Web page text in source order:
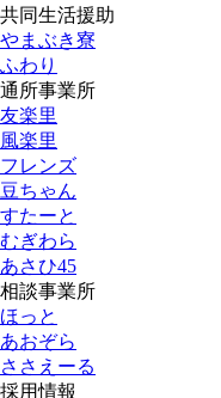
共同生活援助
やまぶき寮
ふわり
通所事業所
友楽里
風楽里
フレンズ
豆ちゃん
すたーと
むぎわら
あさひ45
相談事業所
ほっと
あおぞら
ささえーる
採用情報